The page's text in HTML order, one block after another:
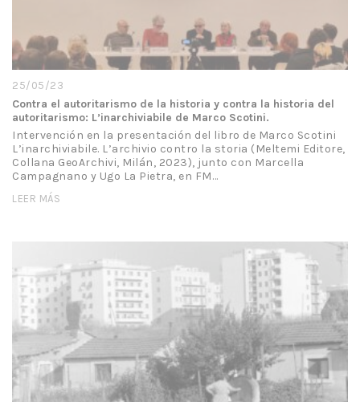
25/05/23
Contra el autoritarismo de la historia y contra la historia del
autoritarismo: L’inarchiviabile de Marco Scotini.
Intervención en la presentación del libro de Marco Scotini
L’inarchiviabile. L’archivio contro la storia (Meltemi Editore,
Collana GeoArchivi, Milán, 2023), junto con Marcella
Campagnano y Ugo La Pietra, en FM…
LEER MÁS